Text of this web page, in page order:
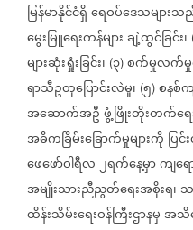
မြန်မာနိုင်ငံရှိရေဝပ်ဒေသများ
မွေးမြူရေးကန်များချဲ့ထွင်ခြင်း၊
များဆုံးရှုံးခြင်း၊ (၃) စက်မှုလက်မှု
ရာသီဥတုပြောင်းလဲမှု၊ (၅) စနစ်
အဆောက်အဦဖွံ့ဖြိုးတိုးတက်ရေ
အဓိကခြိမ်းခြောက်မှုများကို ပြ
ဖေဖော်ဝါရီလ၂ရက်နေ့မှာကျရ
အမျိုးသားညီညွတ်ရေးအစိုးရ၊
ထိန်းသိမ်းရေးဝန်ကြီးဌာနမှအသိ